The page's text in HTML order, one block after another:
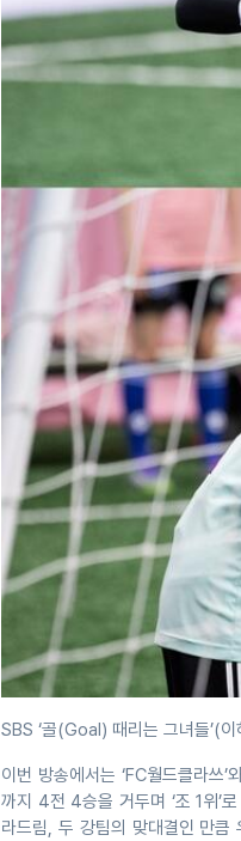
SBS ‘골(Goal) 때리는 그녀들’(
이번 방송에서는 ‘FC월드클라쓰
까지 4전 4승을 거두며 ‘조 1위’
라드림, 두 강팀의 맞대결인 만큼